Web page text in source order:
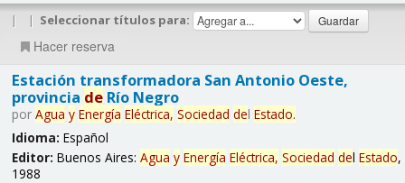
| | Seleccionar títulos para:
Hacer reserva
Estación transformadora San Antonio Oeste,
provincia deRío Negro
por Agua y Energía Eléctrica, Sociedad del Estado.
Idioma: Español
Editor: Buenos Aires: Agua y Energía Eléctrica, Sociedad del Estado,
1988